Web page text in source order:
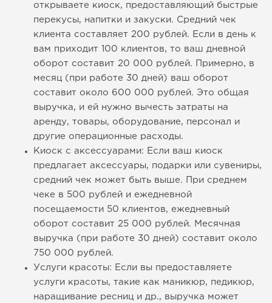
открываете киоск, предоставляющий быстрые
перекусы, напитки и закуски. Средний чек
клиента составляет 200 рублей. Если в день к
вам приходит 100 клиентов, то ваш дневной
оборот составит 20 000 рублей. Примерно, в
месяц (при работе 30 дней) ваш оборот
составит около 600 000 рублей. Это общая
выручка, и ей нужно вычесть затраты на
аренду, товары, оборудование, персонал и
другие операционные расходы.
Киоск с аксессуарами: Если ваш киоск
предлагает аксессуары, подарки или сувениры,
средний чек может быть выше. При среднем
чеке в 500 рублей и ежедневной
посещаемости 50 клиентов, ежедневный
оборот составит 25 000 рублей. Месячная
выручка (при работе 30 дней) составит около
750 000 рублей.
Услуги красоты: Если вы предоставляете
услуги красоты, такие как маникюр, педикюр,
наращивание ресниц и др., выручка может